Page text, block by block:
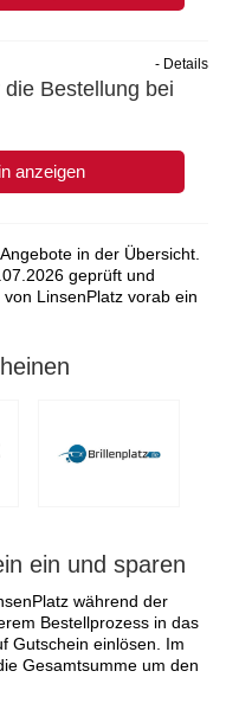
Bestellung bei
anzeigen
- Details
in der Übersicht.
geprüft und
LinsenPlatz vorab ein
ein und sparen
während der
Bestellprozess in das
Gutschein einlösen. Im
Gesamtsumme um den